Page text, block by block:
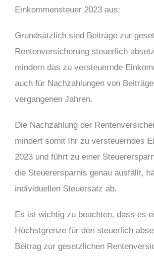
Einkommensteuer 2023 aus:
Grundsätzlich sind Beiträge zur
Rentenversicherung steuerlich
mindern das zu versteuernde
auch für Nachzahlungen von
vergangenen Jahren.
Die Nachzahlung der
mindert somit Ihr zu versteuerndes
2023 und führt zu einer
die Steuerersparnis genau ausfällt,
individuellen Steuersatz ab.
Es ist wichtig zu beachten, dass es
Höchstgrenze für den steuerlich
Beitrag zur gesetzlichen